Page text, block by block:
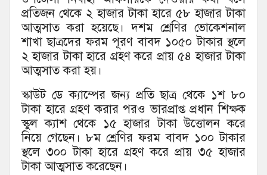
প্রতিজন থেকে ২ হাজার টাকা হারে ৫৮ হাজার টাকা
আত্মসাত করা হয়েছে। দশম শ্রেণির ভোকেশনাল
শাখা ছাত্রদের ফরম পূরণ বাবদ ১০৫০ টাকার স্থলে
২ হাজার টাকা হারে গ্রহণ করে প্রায় ৫৪ হাজার টাকা
আত্মসাত করা হয়।
স্কাউট ডে ক্যাম্পের জন্য প্রতি ছাত্র থেকে ১শ ৮০
টাকা হারে গ্রহণ করার পরও ভারপ্রাপ্ত প্রধান শিক্ষক
স্কুল ক্যাশ থেকে ১৫ হাজার টাকা উত্তোলন করে
নিয়ে গেছেন। ৮ম শ্রেণির ফরম বাবদ ১০০ টাকার
স্থলে ৩০০ টাকা হারে গ্রহণ করে প্রায় ৩৫ হাজার
টাকা আত্মসাত করেছেন।